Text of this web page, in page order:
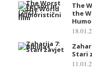
The
the
Stari